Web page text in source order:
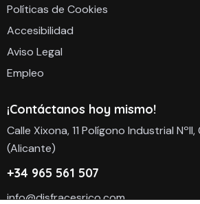
Políticas de Cookies
Accesibilidad
Aviso Legal
Empleo
¡Contáctanos hoy mismo!
Calle Xixona, 11 Polígono Industrial
(Alicante)
+34 965 561 507
info@disfracesrico.com